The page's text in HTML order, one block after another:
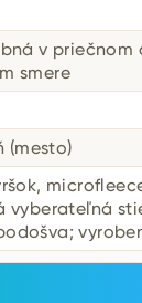
v priečnom
smere
(mesto)
vyberateľná